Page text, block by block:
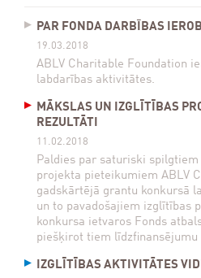
PAR FONDA DARBĪBAS
19.03.2018
ABLV Charitable Foundation
labdarības aktivitātes.
MĀKSLAS UN IZGLĪTĪBAS
REZULTĀTI
11.02.2018
Paldies par saturiski
projekta pieteikumiem ABLV
gadskārtējā grantu konkursā
un to pavadošajiem izglītības
konkursa ietvaros Fonds
piešķirot tiem līdzfinansējumu
IZGLĪTĪBAS AKTIVITĀTES